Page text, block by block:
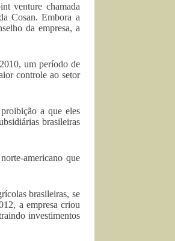
venture chamada
Cosan. Embora a
da empresa, a
um período de
controle ao setor
a que eles
brasileiras
americano que
brasileiras, se
a empresa criou
investimentos